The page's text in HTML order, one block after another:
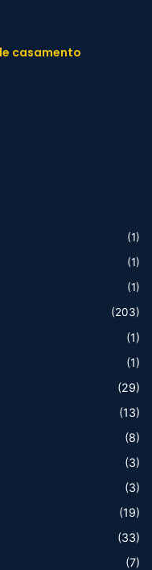
casamento
(1)
(1)
(1)
(203)
(1)
(1)
(29)
(13)
(8)
(3)
(3)
(19)
(33)
(7)